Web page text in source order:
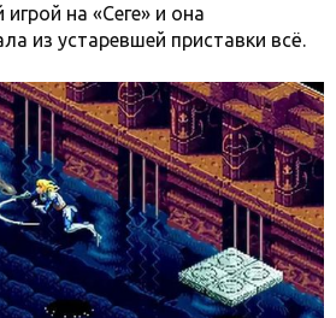
на «Сеге» и она
из устаревшей приставки всё.